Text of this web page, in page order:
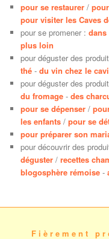
pour se restaurer /
pour visiter les Caves
pour se promener :dans
plus loin
pour déguster des
thé -du vin chez le
pour déguster des
du fromage -des
pour se dépenser /
les enfants /pour se
pour préparer son
pour découvrir des
déguster /recettes
blogosphère rémoise -
Fièrement